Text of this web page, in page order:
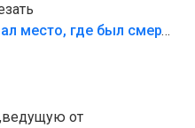
«Попал на пику»: СК показал место, где был смертельно травмирован ребенок в Тольятти
от